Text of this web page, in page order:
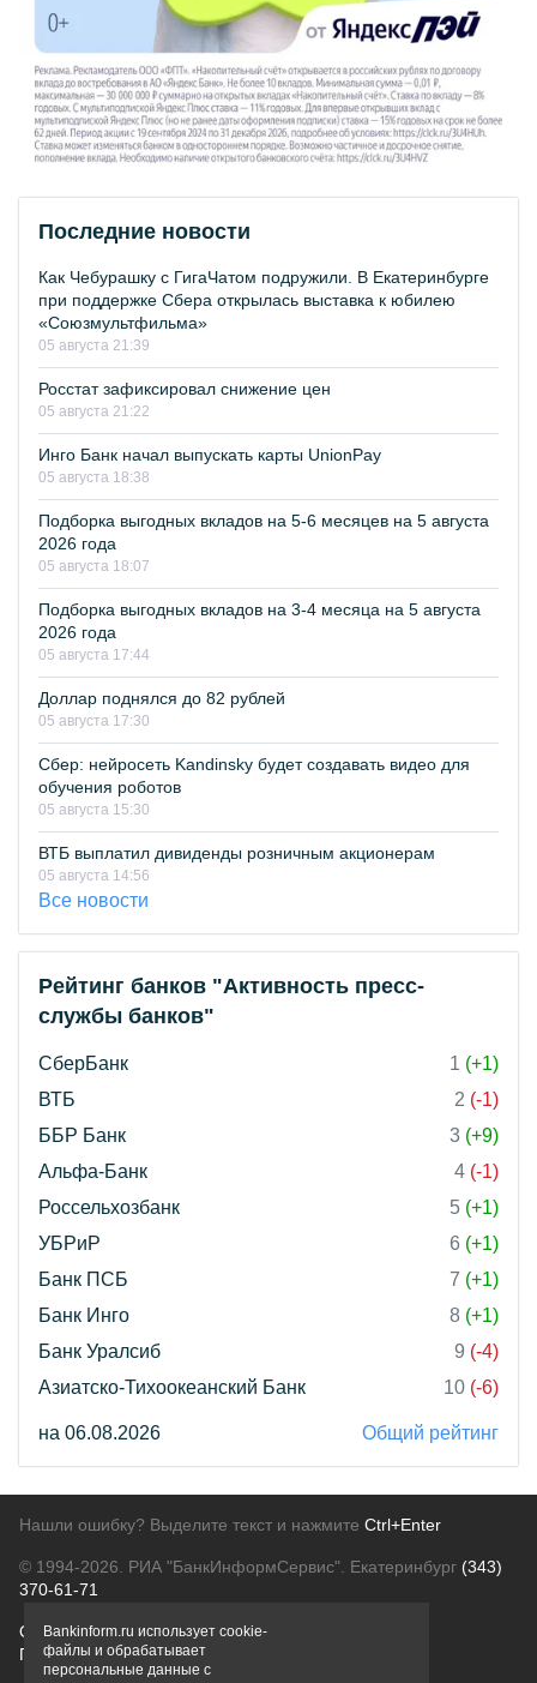
Последние новости
Как Чебурашку с ГигаЧатом подружили. В Екатеринбурге
при поддержке Сбера открылась выставка к юбилею
«Союзмультфильма»
05 августа 21:39
Росстат зафиксировал снижение цен
05 августа 21:22
Инго Банк начал выпускать карты UnionPay
05 августа 18:38
Подборка выгодных вкладов на 5-6 месяцев на 5 августа
2026 года
05 августа 18:07
Подборка выгодных вкладов на 3-4 месяца на 5 августа
2026 года
05 августа 17:44
Доллар поднялся до 82 рублей
05 августа 17:30
Сбер: нейросеть Kandinsky будет создавать видео для
обучения роботов
05 августа 15:30
ВТБ выплатил дивиденды розничным акционерам
05 августа 14:56
Все новости
Рейтинг банков "Активность пресс-
службы банков"
СберБанк 1 (+1)
ВТБ
2 (-1)
ББР Банк
3 (+9)
Альфа-Банк
4 (-1)
Россельхозбанк
5 (+1)
УБРиР
6 (+1)
Банк ПСБ
7 (+1)
Банк Инго
8 (+1)
Банк Уралсиб
9 (-4)
Азиатско-Тихоокеанский Банк
10 (-6)
на 06.08.2026 Общий рейтинг
Нашли ошибку? Выделите текст и нажмите Ctrl+Enter
© 1994-2026. РИА "БанкИнформСервис". Екатеринбург (343)
370-61-71
О проектеПолитика конфиденциальности
Правовая информацияДля рекламодателей
Bankinform.ru использует cookie-
файлы и обрабатывает
персональные данные с